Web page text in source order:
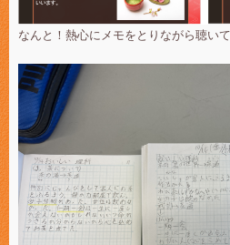
なんと！熱心にメモをとりながら聴い